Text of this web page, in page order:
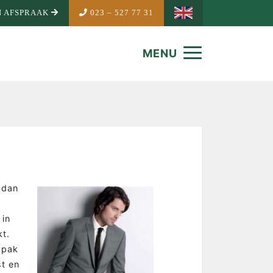
AFSPRAAK 023 – 527 77 31
MENU
en